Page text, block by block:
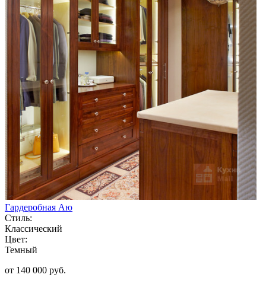
Гардеробная Аю
Стиль:
Классический
Цвет:
Темный
от 140 000 руб.